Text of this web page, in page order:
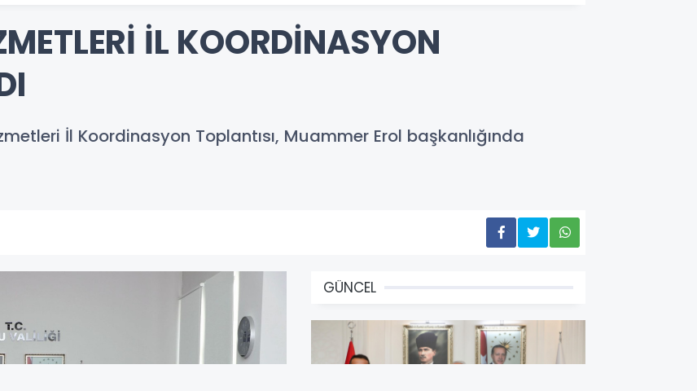
İL KOORDİNASYON
İl Koordinasyon Toplantısı, Muammer Erol başkanlığında
GÜNCEL